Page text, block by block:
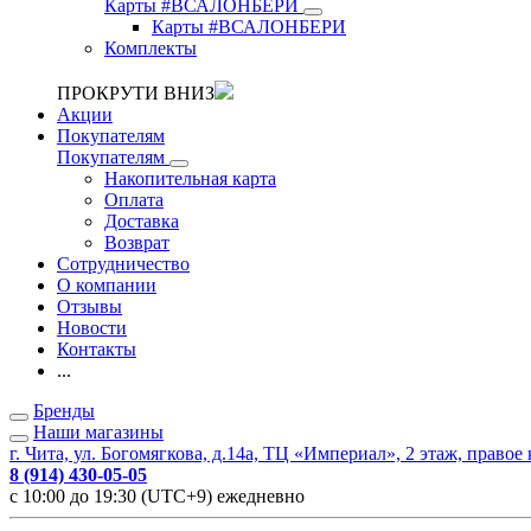
Карты #ВСАЛОНБЕРИ
Карты #ВСАЛОНБЕРИ
Комплекты
ПРОКРУТИ ВНИЗ
Акции
Покупателям
Покупателям
Накопительная карта
Оплата
Доставка
Возврат
Сотрудничество
О компании
Отзывы
Новости
Контакты
...
Бренды
Наши магазины
г. Чита, ул. Богомягкова, д.14а, ТЦ «Империал», 2 этаж, правое
8 (914) 430-05-05
с 10:00 до 19:30 (UTC+9) ежедневно